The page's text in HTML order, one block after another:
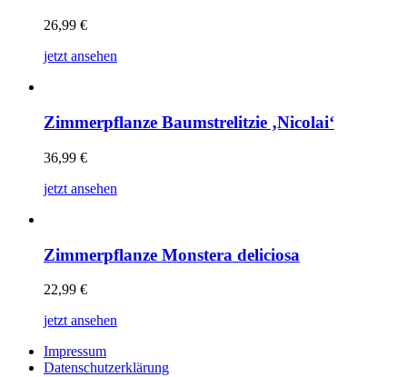
26,99 €
jetzt ansehen
Zimmerpflanze Baumstrelitzie ‚Nicolai‘
36,99 €
jetzt ansehen
Zimmerpflanze Monstera deliciosa
22,99 €
jetzt ansehen
Impressum
Datenschutzerklärung